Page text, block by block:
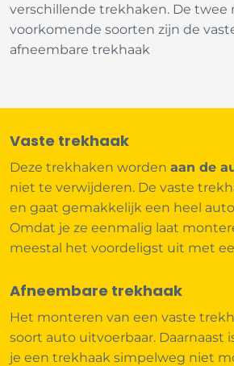
verschillende trekhaken. De twee
voorkomende soorten zijn de
afneembare trekhaak
Vaste trekhaak
Deze trekhaken worden aan de
niet te verwijderen. De vaste
en gaat gemakkelijk een heel
Omdat je ze eenmalig laat
meestal het voordeligst uit met
Afneembare trekhaak
Het monteren van een vaste
soort auto uitvoerbaar. Daarnaast
je een trekhaak simpelweg niet